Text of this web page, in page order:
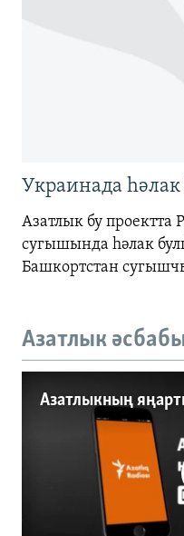
Украинада
Азатлык бу
сугышында һәлак
Башкортстан
Азатлык
No media